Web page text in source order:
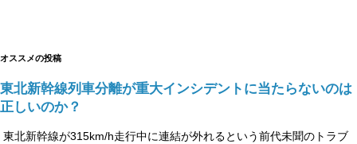
オススメの投稿
東北新幹線列車分離が重大インシデントに当たらないのは
正しいのか？
東北新幹線が315km/h走行中に連結が外れるという前代未聞のトラブ